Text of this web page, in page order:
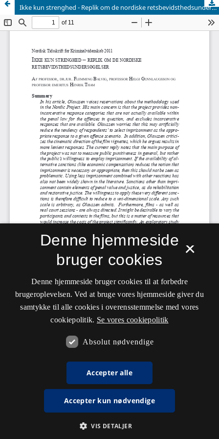
Ikke kun strenghed - Replik om de nordiske retsbevidsthedsundersøgelser
×
Denne hjemmeside
bruger cookies
Denne hjemmeside bruger cookies til at forbedre
brugeroplevelsen. Ved at bruge vores hjemmeside giver du
samtykke til alle cookies i overensstemmelse med vores
cookiepolitik. Se vores cookiepolitik
Absolut nødvendige
Accepter alle
Accepter kun nødvendige
VIS DETALJER